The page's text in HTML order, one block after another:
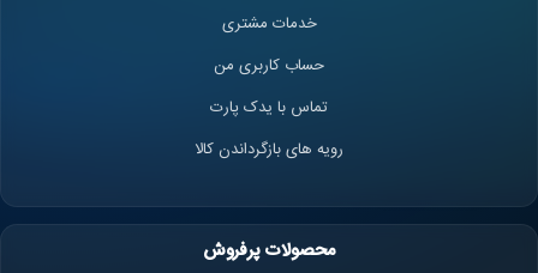
خدمات مشتری
حساب کاربری من
تماس با یدک پارت
رویه های بازگرداندن کالا
محصولات پرفروش